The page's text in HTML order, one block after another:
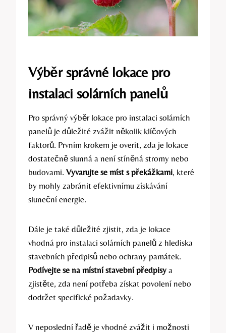
Výběr správné lokace pro
instalaci solárních panelů
Pro správný výběr lokace pro instalaci solárních
panelů je důležité zvážit několik klíčových
faktorů. Prvním krokem je overit, zda je lokace
dostatečně slunná a není stíněná stromy nebo
budovami. Vyvarujte se míst s překážkami, které
by mohly zabránit efektivnímu získávání
sluneční energie.
Dále je také důležité zjistit, zda je lokace
vhodná pro instalaci solárních panelů z hlediska
stavebních předpisů nebo ochrany památek.
Podívejte se na místní stavební předpisy a
zjistěte, zda není potřeba získat povolení nebo
dodržet specifické požadavky.
V neposlední řadě je vhodné zvážit i možnosti